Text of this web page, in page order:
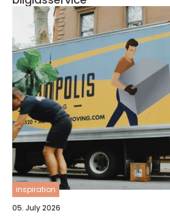
inspiration
05. July 2026